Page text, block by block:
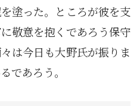
塗った。ところが彼を支
敬意を抱くであろう保守
は今日も大野氏が振りま
であろう。